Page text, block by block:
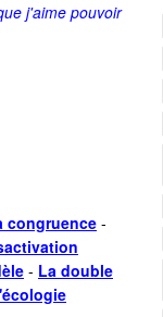
j'aime pouvoir
congruence-
- La double